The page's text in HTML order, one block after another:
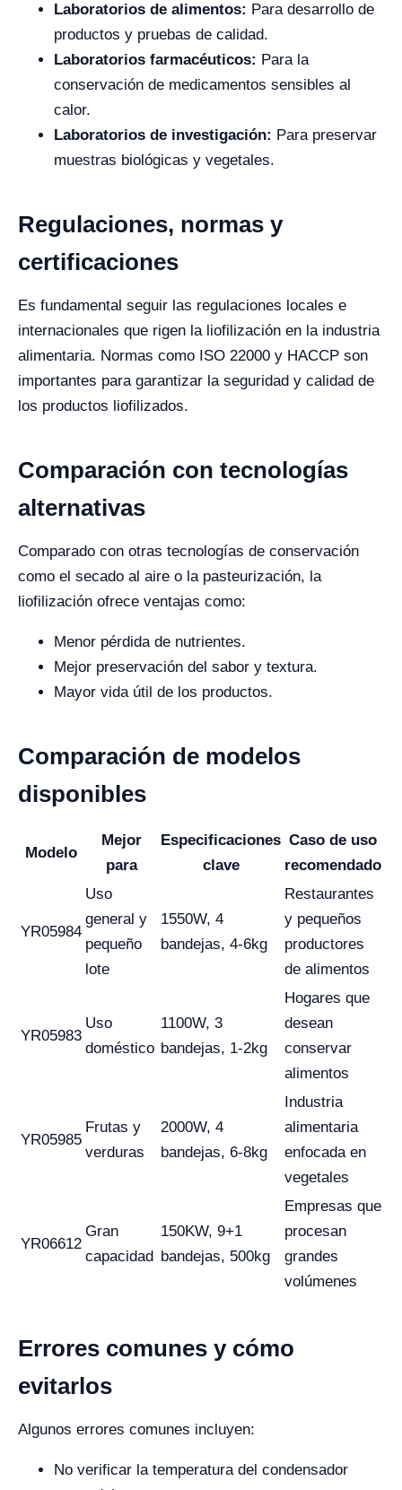
Laboratorios de alimentos: Para desarrollo de
productos y pruebas de calidad.
Laboratorios farmacéuticos: Para la
conservación de medicamentos sensibles al
calor.
Laboratorios de investigación: Para preservar
muestras biológicas y vegetales.
Regulaciones, normas y
certificaciones
Es fundamental seguir las regulaciones locales e
internacionales que rigen la liofilización en la industria
alimentaria. Normas como ISO 22000 y HACCP son
importantes para garantizar la seguridad y calidad de
los productos liofilizados.
Comparación con tecnologías
alternativas
Comparado con otras tecnologías de conservación
como el secado al aire o la pasteurización, la
liofilización ofrece ventajas como:
Menor pérdida de nutrientes.
Mejor preservación del sabor y textura.
Mayor vida útil de los productos.
Comparación de modelos
disponibles
Modelo
Mejor
para
Especificaciones
clave
Caso de uso
recomendado
YR05984
Uso
general y
pequeño
lote
1550W, 4
bandejas, 4-6kg
Restaurantes
y pequeños
productores
de alimentos
YR05983
Uso
doméstico
1100W, 3
bandejas, 1-2kg
Hogares que
desean
conservar
alimentos
YR05985
Frutas y
verduras
2000W, 4
bandejas, 6-8kg
Industria
alimentaria
enfocada en
vegetales
YR06612
Gran
capacidad
150KW, 9+1
bandejas, 500kg
Empresas que
procesan
grandes
volúmenes
Errores comunes y cómo
evitarlos
Algunos errores comunes incluyen:
No verificar la temperatura del condensador